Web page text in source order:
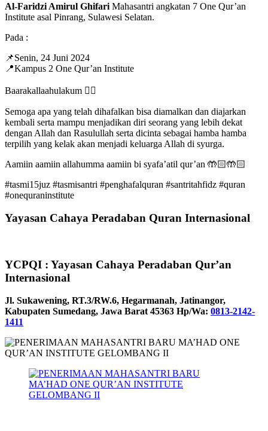
Al-Faridzi Amirul Ghifari Mahasantri angkatan 7 One Qur’an
Institute asal Pinrang, Sulawesi Selatan.
Pada :
📌Senin, 24 Juni 2024
📍Kampus 2 One Qur’an Institute
Baarakallaahulakum ✊🏻
Semoga apa yang telah dihafalkan bisa diamalkan dan diajarkan
kembali serta mampu menjadikan diri seorang yang lebih dekat
dengan Allah dan Rasulullah serta dicinta sebagai hamba hamba
terpilih yang kelak akan menjadi keluarga Allah di syurga.
Aamiin aamiin allahumma aamiin bi syafa’atil qur’an 🤲🏻🤲🏻
#tasmi15juz #tasmisantri #penghafalquran #santritahfidz #quran
#onequraninstitute
Yayasan Cahaya Peradaban Quran Internasional
YCPQI : Yayasan Cahaya Peradaban Qur’an
Internasional
Jl. Sukawening, RT.3/RW.6, Hegarmanah, Jatinangor,
Kabupaten Sumedang, Jawa Barat 45363 Hp/Wa: 0813-2142-
1411